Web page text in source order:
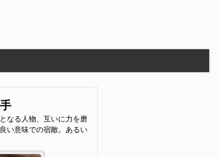
なる人物、互いに力を磨
い意味での宿敵。あるい